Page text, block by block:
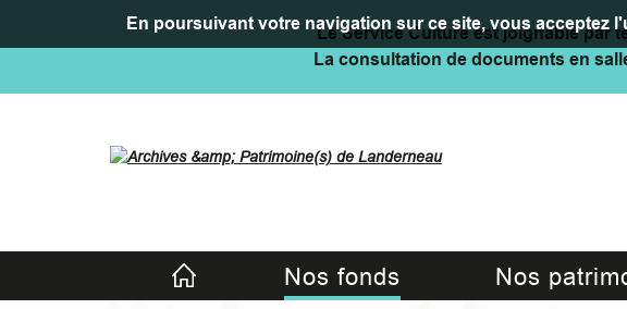
En poursuivant votre navigation sur ce site, vous
Le Service Culture est joignable par
La consultation de documents en
Accueil Nos fonds Nos